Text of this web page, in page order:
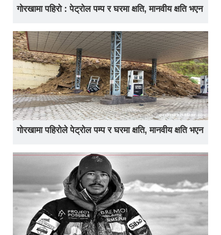
गोरखामा पहिरो : पेट्रोल पम्प र घरमा क्षति, मानवीय क्षति भएन
गोरखामा पहिरोले पेट्रोल पम्प र घरमा क्षति, मानवीय क्षति भएन